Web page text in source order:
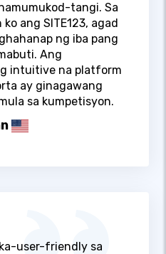
tangi. Sa
ang SITE123, agad
ng iba pang
Ang
intuitive na platform
ay ginagawang
sa kumpetisyon.
user-friendly sa